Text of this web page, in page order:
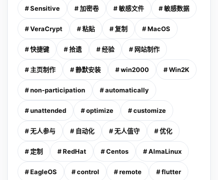
# Sensitive # 加密卷 # 敏感文件 # 敏感数据
# VeraCrypt # 粘贴 # 复制 # MacOS
# 快捷键 # 拾遗 # 经验 # 网站制作
# 主页制作 # 静默安装 # win2000 # Win2K
# non-participation # automatically
# unattended # optimize # customize
# 无人参与 # 自动化 # 无人值守 # 优化
# 定制 # RedHat # Centos # AlmaLinux
# EagleOS # control # remote # flutter